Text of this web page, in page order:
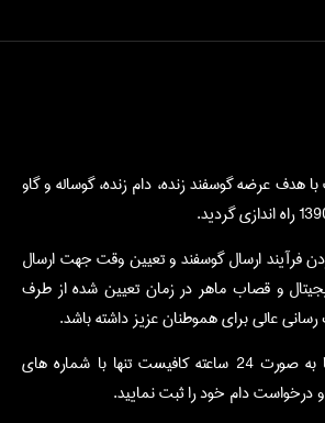
هدف عرضه گوسفند زنده، دام زنده، گوساله و گاو
فرآیند ارسال گوسفند و تعیین وقت جهت ارسال
و قصاب ماهر در زمان تعیین شده از طرف
عالی برای هموطنان عزیز داشته باشد.
برای دریافت خدمات ما به صورت 24 ساعته کافیست تنها با شماره های
درخواست دام خود را ثبت نمایید.